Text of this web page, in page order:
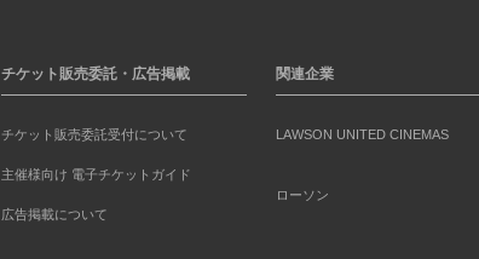
チケット販売委託・広告掲載
チケット販売委託受付について
主催様向け 電子チケットガイド
広告掲載について
関連企業
LAWSON UNITED CINEMAS
ローソン